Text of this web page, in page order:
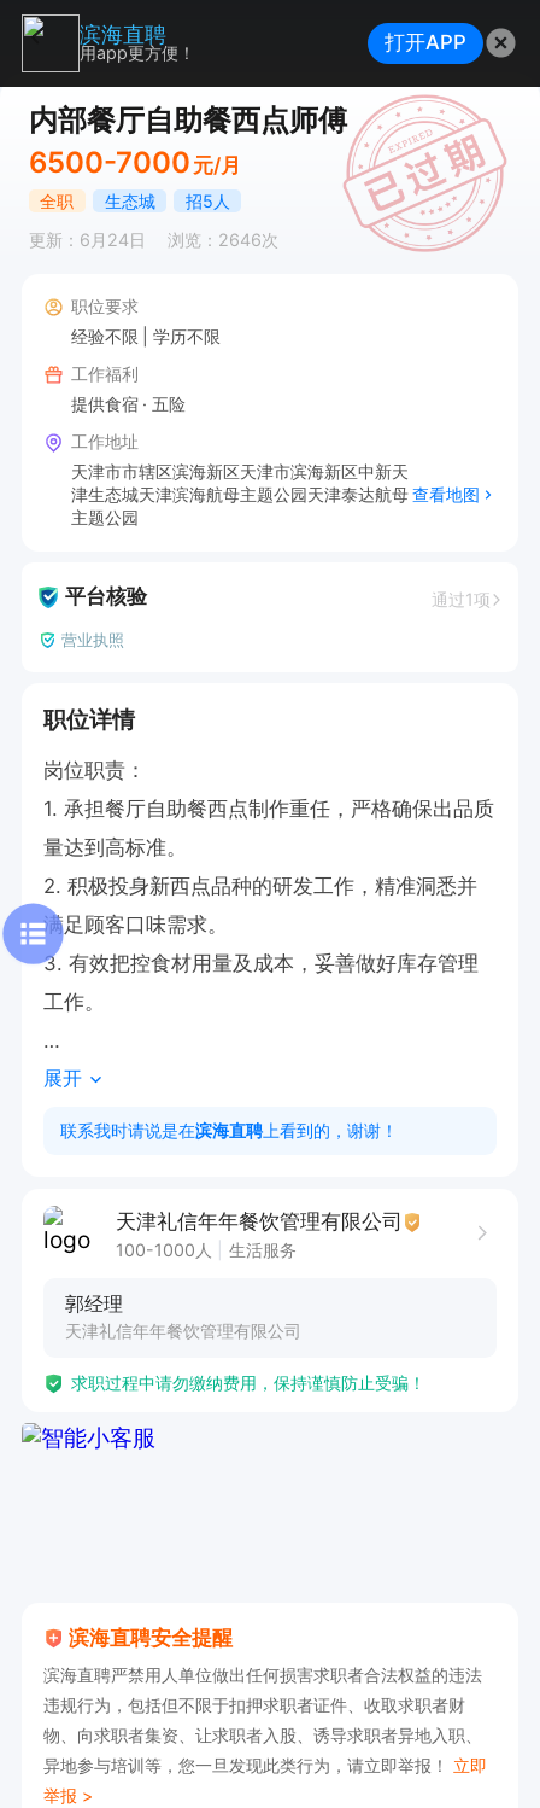
内部餐厅自助餐西点师傅
6500-7000 元/月
全职 生态城
招5人
更新：6月24日
浏览：2646次
职位要求
经验不限
学历不限
工作福利
提供食宿
五险
工作地址
天津市市辖区滨海新区天津市滨海新区中新天
津生态城天津滨海航母主题公园天津泰达航母
主题公园
查看地图
平台核验 通过1项
营业执照
职位详情
岗位职责：
1. 承担餐厅自助餐西点制作重任，严格确保出品质
量达到高标准。
2. 积极投身新西点品种的研发工作，精准洞悉并
满足顾客口味需求。
3. 有效把控食材用量及成本，妥善做好库存管理
工作。
任职要求：
1. 需具备扎实的西点制作技能，能够熟练制作各类
顾客欢迎的新西点。
使用，优化库存管理。
展开
联系我时请说是在滨海直聘 上看到的，谢谢！
天津礼信年年餐饮管理有限公司
100-1000人 生活服务
郭经理
天津礼信年年餐饮管理有限公司
求职过程中请勿缴纳费用，保持谨慎防止受骗！
滨海直聘安全提醒
滨海直聘严禁用人单位做出任何损害求职者合法权益的违法
违规行为，包括但不限于扣押求职者证件、收取求职者财
物、向求职者集资、让求职者入股、诱导求职者异地入职、
异地参与培训等，您一旦发现此类行为，请立即举报！ 立即
举报 >
滨海直聘
用app更方便！ 打开APP